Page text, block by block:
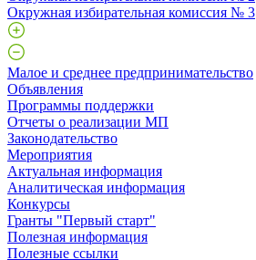
Окружная избирательная комиссия № 3
Малое и среднее предпринимательство
Объявления
Программы поддержки
Отчеты о реализации МП
Законодательство
Мероприятия
Актуальная информация
Аналитическая информация
Конкурсы
Гранты "Первый старт"
Полезная информация
Полезные ссылки